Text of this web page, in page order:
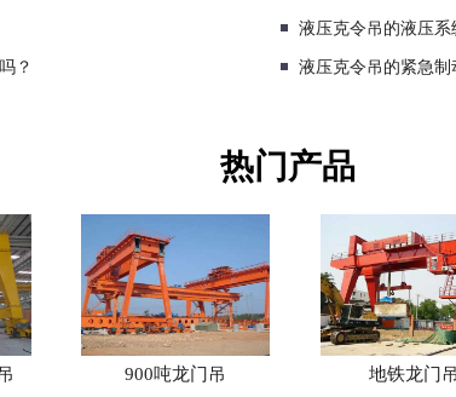
液压克令吊的液压系
？ 液压克令吊的紧急制
热门产品
900吨龙门吊 地铁龙门吊